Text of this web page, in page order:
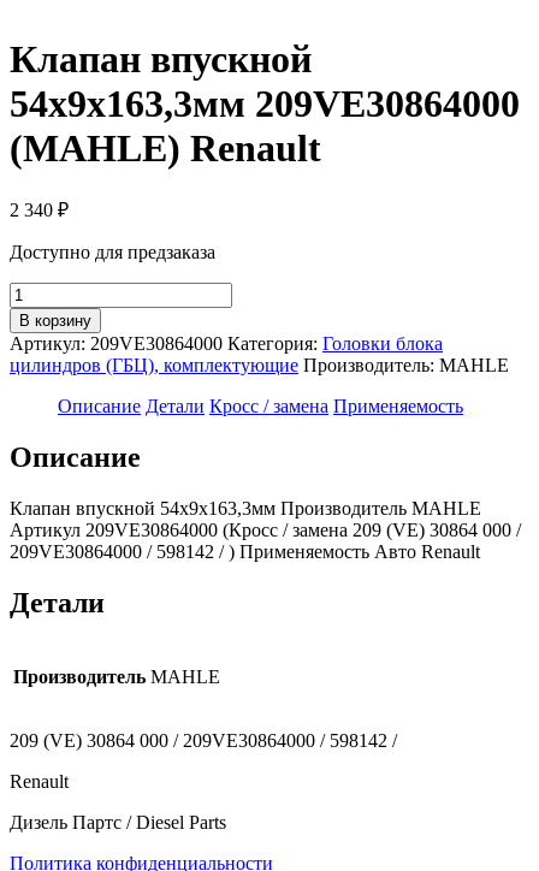
Клапан впускной
54х9х163,3мм 209VE30864000
(MAHLE) Renault
2 340 ₽
Доступно для предзаказа
Количество
товара
Клапан
впускной
54х9х163,3мм
209VE30864000
(MAHLE)
Renault
В корзину
Артикул: 209VE30864000 Категория: Головки блока
цилиндров (ГБЦ), комплектующие Производитель: MAHLE
Описание Детали Кросс / замена Применяемость
Описание
Клапан впускной 54х9х163,3мм Производитель MAHLE
Артикул 209VE30864000 (Кросс / замена 209 (VE) 30864 000 /
209VE30864000 / 598142 / ) Применяемость Авто Renault
Детали
Производитель MAHLE
209 (VE) 30864 000 / 209VE30864000 / 598142 /
Renault
Дизель Партс / Diesel Parts
Политика конфиденциальности